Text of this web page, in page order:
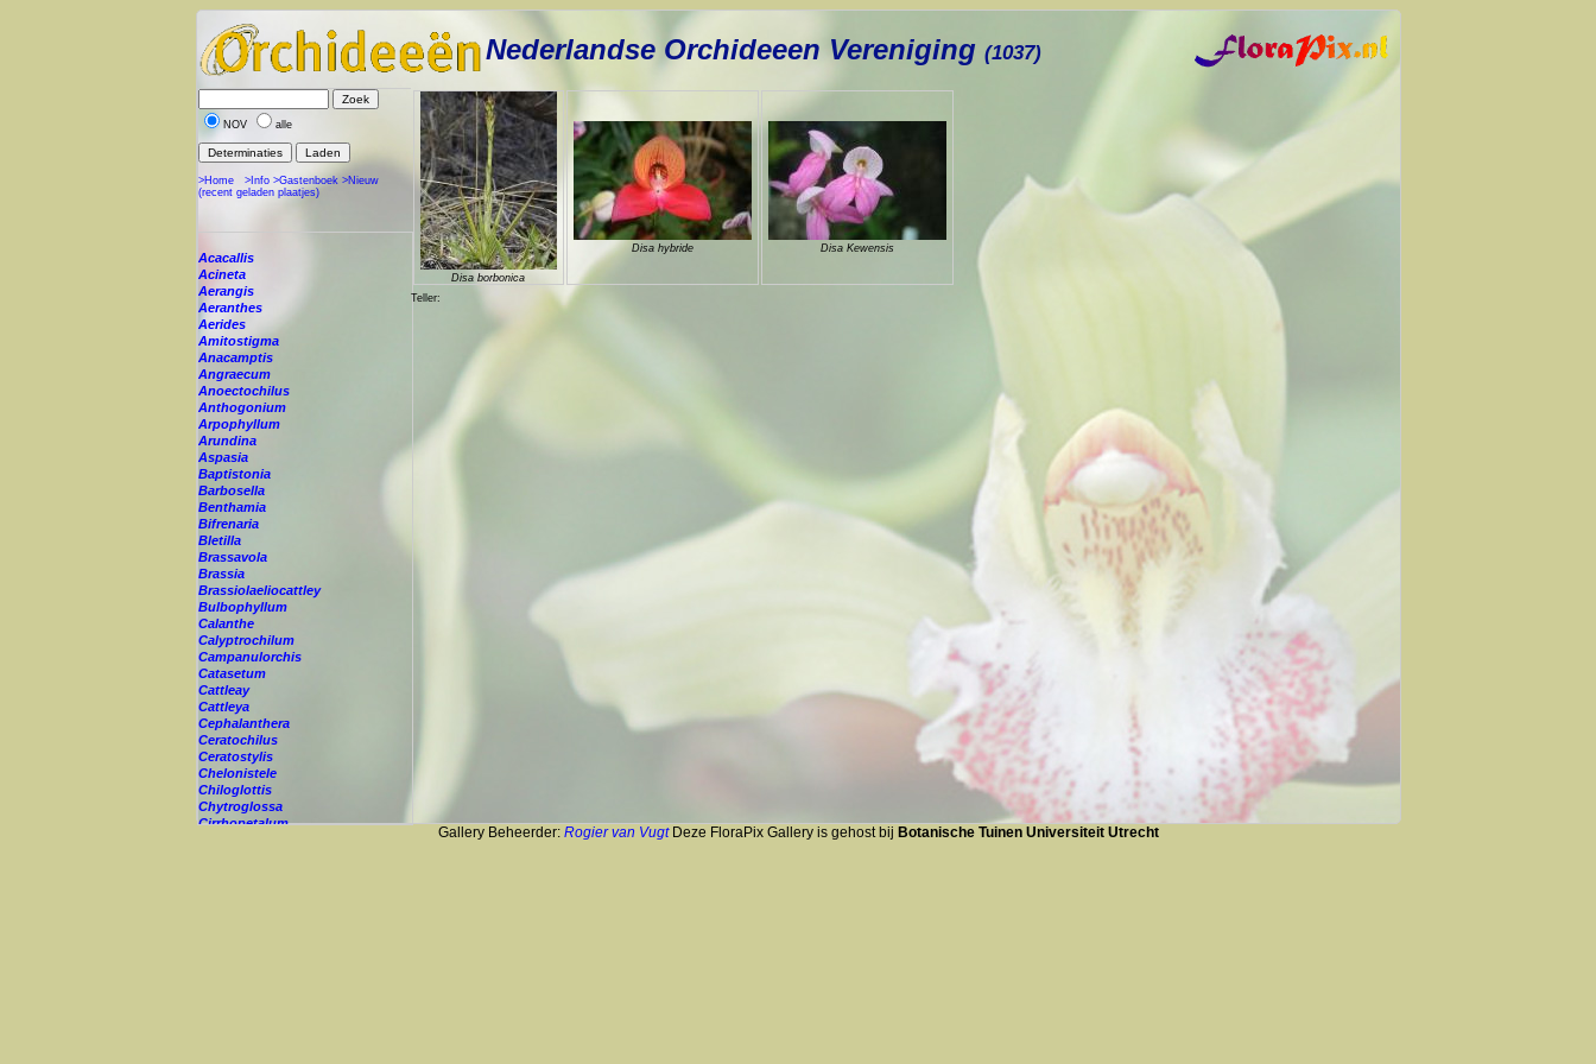
Nederlandse Orchideeen Vereniging (1037)
NOV alle
>Home >Info >Gastenboek >Nieuw
(recent geladen plaatjes)
Acacallis
Acineta
Aerangis
Aeranthes
Aerides
Amitostigma
Anacamptis
Angraecum
Anoectochilus
Anthogonium
Arpophyllum
Arundina
Aspasia
Baptistonia
Barbosella
Benthamia
Bifrenaria
Bletilla
Brassavola
Brassia
Brassiolaeliocattley
Bulbophyllum
Calanthe
Calyptrochilum
Campanulorchis
Catasetum
Cattleay
Cattleya
Cephalanthera
Ceratochilus
Ceratostylis
Chelonistele
Chiloglottis
Chytroglossa
Cirrhopetalum
Disa borbonica
Disa hybride Disa Kewensis
Teller:
Gallery Beheerder: Rogier van VugtDeze FloraPix Gallery is gehost bij Botanische Tuinen Universiteit Utrecht